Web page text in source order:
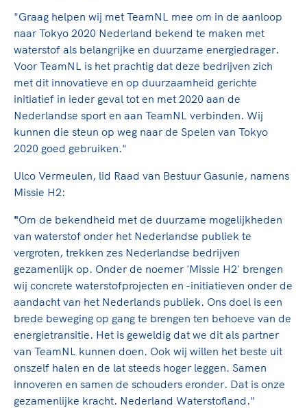
Lees verder
"Graag helpen wij met TeamNL mee om in de aanloop
naar Tokyo 2020 Nederland bekend te maken met
waterstof als belangrijke en duurzame energiedrager.
Voor TeamNL is het prachtig dat deze bedrijven zich
met dit innovatieve en op duurzaamheid gerichte
initiatief in ieder geval tot en met 2020 aan de
Nederlandse sport en aan TeamNL verbinden. Wij
kunnen die steun op weg naar de Spelen van Tokyo
2020 goed gebruiken."
Ulco Vermeulen, lid Raad van Bestuur Gasunie, namens
Missie H2:
"Om de bekendheid met de duurzame mogelijkheden
van waterstof onder het Nederlandse publiek te
vergroten, trekken zes Nederlandse bedrijven
gezamenlijk op. Onder de noemer 'Missie H2' brengen
wij concrete waterstofprojecten en -initiatieven onder de
aandacht van het Nederlands publiek. Ons doel is een
brede beweging op gang te brengen ten behoeve van de
energietransitie. Het is geweldig dat we dit als partner
van TeamNL kunnen doen. Ook wij willen het beste uit
onszelf halen en de lat steeds hoger leggen. Samen
innoveren en samen de schouders eronder. Dat is onze
gezamenlijke kracht. Nederland Waterstofland."